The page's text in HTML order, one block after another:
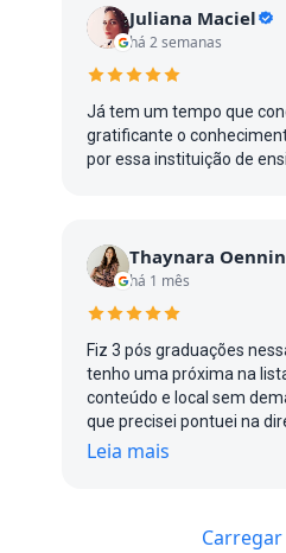
Juliana Maciel
há 2 semanas
Já tem um tempo que
gratificante o
por essa instituição de
Thaynara
há 1 mês
Fiz 3 pós graduações
tenho uma próxima na
conteúdo e local sem
que precisei pontuei na
respondida/atendida
Leia mais